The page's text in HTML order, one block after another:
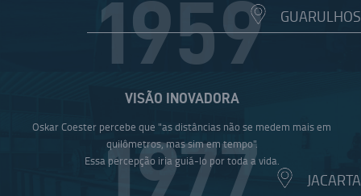
GUARULHOS
JACARTA
1959
VISÃO INOVADORA
Oskar Coester percebe que "as distâncias não se medem mais em
quilômetros, mas sim em tempo".
Essa percepção iria guiá-lo por toda a vida.
1977